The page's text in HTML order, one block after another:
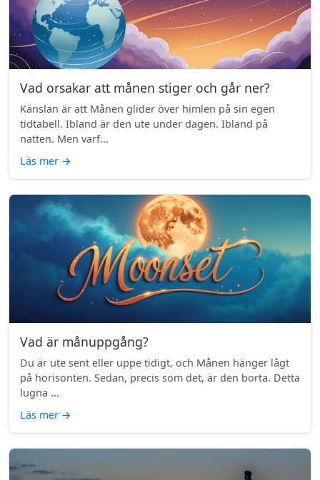
Vad orsakar att månen stiger och går ner?
Känslan är att Månen glider över himlen på sin egen
tidtabell. Ibland är den ute under dagen. Ibland på
natten. Men varf...
Läs mer →
Vad är månuppgång?
Du är ute sent eller uppe tidigt, och Månen hänger lågt
på horisonten. Sedan, precis som det, är den borta. Detta
lugna ...
Läs mer →